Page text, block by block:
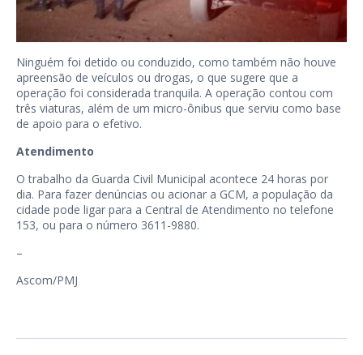
Ninguém foi detido ou conduzido, como também não houve
apreensão de veículos ou drogas, o que sugere que a
operação foi considerada tranquila. A operação contou com
três viaturas, além de um micro-ônibus que serviu como base
de apoio para o efetivo.
Atendimento
O trabalho da Guarda Civil Municipal acontece 24 horas por
dia. Para fazer denúncias ou acionar a GCM, a população da
cidade pode ligar para a Central de Atendimento no telefone
153, ou para o número 3611-9880.
–
Ascom/PMJ